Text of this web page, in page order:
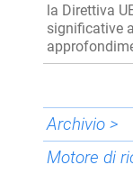
la Direttiva
significative
Archivio >
Motore di